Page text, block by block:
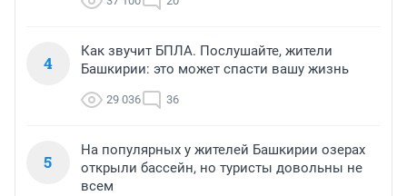
4
Как звучит БПЛА. Послушайте, жители
Башкирии: это может спасти вашу жизнь
29 036 36
5
На популярных у жителей Башкирии озерах
открыли бассейн, но туристы довольны не
всем